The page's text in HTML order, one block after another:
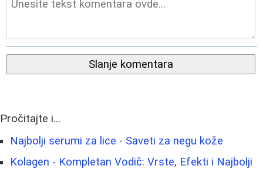
Slanje komentara
Pročitajte i...
Najbolji serumi za lice - Saveti za negu kože
Kolagen - Kompletan Vodič: Vrste, Efekti i Najbolji